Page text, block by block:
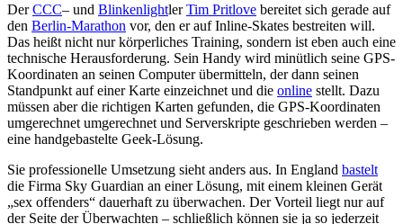
DerCCC– und BlinkenlightlerTim Pritlove bereitet sich gerade auf
den Berlin-Marathon vor, den er auf Inline-Skates bestreiten will.
Das heißt nicht nur körperliches Training, sondern ist eben auch eine
technische Herausforderung. Sein Handy wird minütlich seine GPS-
Koordinaten an seinen Computer übermitteln, der dann seinen
Standpunkt auf einer Karte einzeichnet und die online stellt. Dazu
müssen aber die richtigen Karten gefunden, die GPS-Koordinaten
umgerechnet umgerechnet und Serverskripte geschrieben werden –
eine handgebastelte Geek-Lösung.
Sie professionelle Umsetzung sieht anders aus. In England bastelt
die Firma Sky Guardian an einer Lösung, mit einem kleinen Gerät
„sex offenders“ dauerhaft zu überwachen. Der Vorteil liegt nur auf
der Seite der Überwachten – schließlich können sie ja so jederzeit